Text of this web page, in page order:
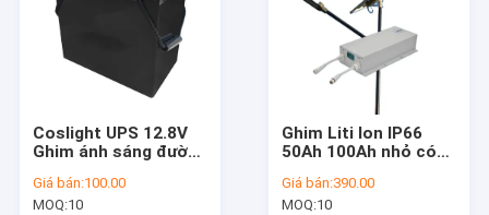
Coslight UPS 12.8V
Ghim ánh sáng đường
cho đèn đường LED
Giá bán:100.00
MOQ:10
Ghim Liti Ion IP66
50Ah 100Ah nhỏ có
đường
Giá bán:390.00
MOQ:10